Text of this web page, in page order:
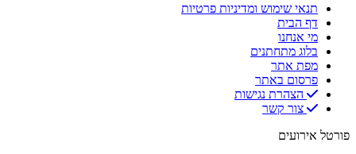
תנאי שימוש ומדיניות פרטיות
דף הבית
מי אנחנו
בלוג מתחתנים
מפת אתר
פרסום באתר
הצהרת נגישות
צור קשר
פורטל אירועים